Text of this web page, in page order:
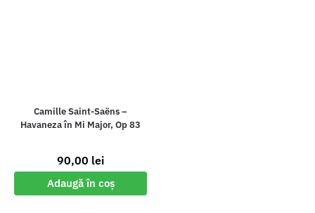
Camille Saint-Saëns –
Havaneza în Mi Major, Op 83
90,00 lei
Adaugă în coș